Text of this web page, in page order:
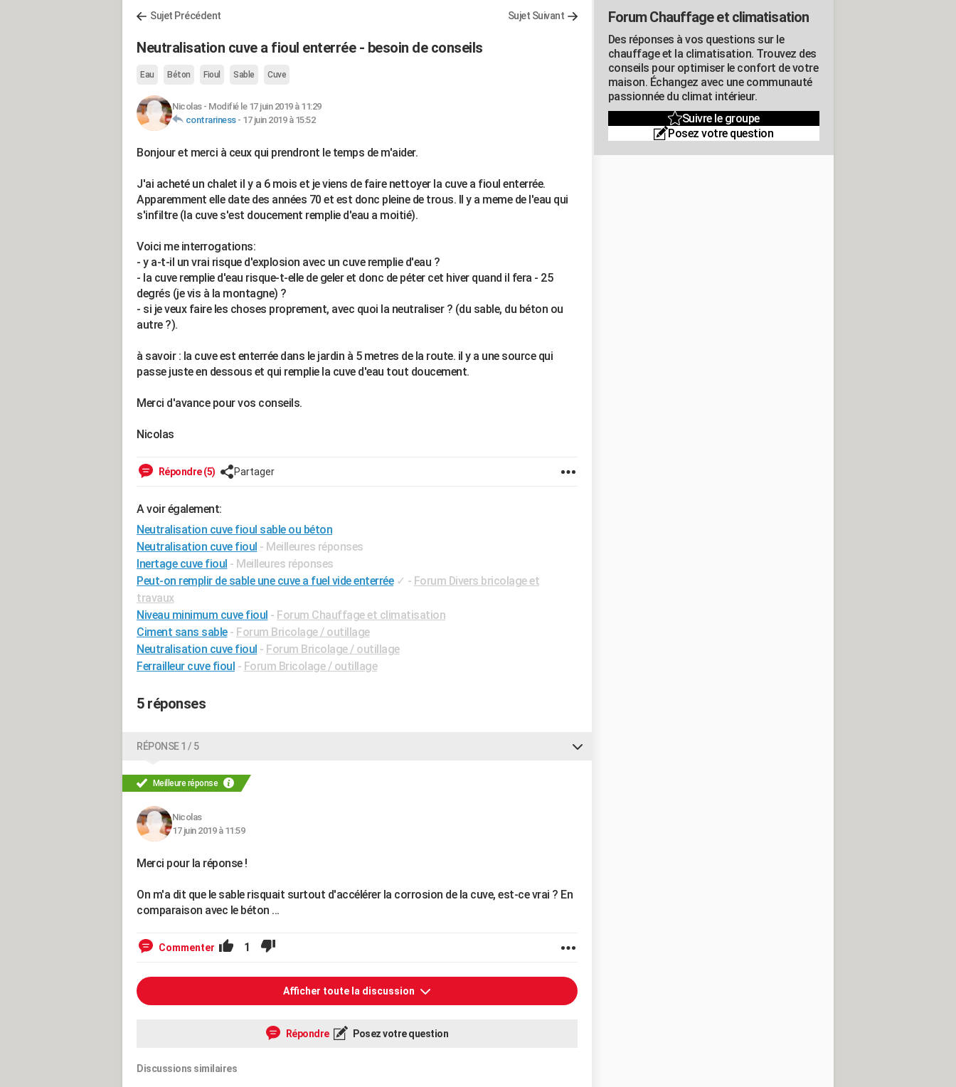
Sujet Précédent Sujet Suivant
Neutralisation cuve a fioul enterrée - besoin de conseils
Eau Béton Fioul Sable Cuve
Nicolas- Modifié le 17 juin 2019 à 11:29
contrariness- 17 juin 2019 à 15:52
Bonjour et merci à ceux qui prendront le temps de m'aider.
J'ai acheté un chalet il y a 6 mois et je viens de faire nettoyer la cuve a fioul enterrée.
Apparemment elle date des années 70 et est donc pleine de trous. Il y a meme de l'eau qui
s'infiltre (la cuve s'est doucement remplie d'eau a moitié).
Voici me interrogations:
- y a-t-il un vrai risque d'explosion avec un cuve remplie d'eau ?
- la cuve remplie d'eau risque-t-elle de geler et donc de péter cet hiver quand il fera - 25
degrés (je vis à la montagne) ?
- si je veux faire les choses proprement, avec quoi la neutraliser ? (du sable, du béton ou
autre ?).
à savoir : la cuve est enterrée dans le jardin à 5 metres de la route. il y a une source qui
passe juste en dessous et qui remplie la cuve d'eau tout doucement.
Merci d'avance pour vos conseils.
Nicolas
Répondre (5) Partager
A voir également:
Neutralisation cuve fioul sable ou béton
Neutralisation cuve fioul - Meilleures réponses
Inertage cuve fioul - Meilleures réponses
Peut-on remplir de sable une cuve a fuel vide enterrée ✓ - Forum Divers bricolage et
travaux
Niveau minimum cuve fioul - Forum Chauffage et climatisation
Ciment sans sable - Forum Bricolage / outillage
Neutralisation cuve fioul - Forum Bricolage / outillage
Ferrailleur cuve fioul - Forum Bricolage / outillage
5 réponses
RÉPONSE 1 / 5
Meilleure réponse
Nicolas
17 juin 2019 à 11:59
Merci pour la réponse !
On m'a dit que le sable risquait surtout d'accélérer la corrosion de la cuve, est-ce vrai ? En
comparaison avec le béton ...
Commenter 1
Afficher toute la discussion
Répondre Posez votre question
Discussions similaires
Forum Chauffage et climatisation
Des réponses à vos questions sur le
chauffage et la climatisation. Trouvez des
conseils pour optimiser le confort de votre
maison. Échangez avec une communauté
passionnée du climat intérieur.
Suivre le groupe
Posez votre question